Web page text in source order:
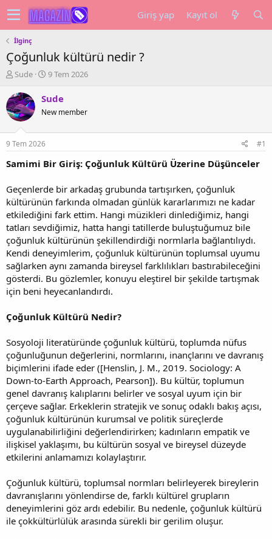
Giriş yap Kayıt ol
İlginç
Çoğunluk kültürü nedir ?
K
n
u
y
b
a
ş
t
a
n
Sude
B
ş
a
ç
r
i
h
i
9 Tem 2026
Sude
New member
9 Tem 2026 #1
Samimi Bir Giriş: Çoğunluk Kültürü Üzerine Düşünceler
Geçenlerde bir arkadaş grubunda tartışırken, çoğunluk
kültürünün farkında olmadan günlük kararlarımızı ne kadar
etkilediğini fark ettim. Hangi müzikleri dinlediğimiz, hangi
tatları sevdiğimiz, hatta hangi tatillerde buluştuğumuz bile
çoğunluk kültürünün şekillendirdiği normlarla bağlantılıydı.
Kendi deneyimlerim, çoğunluk kültürünün toplumsal uyumu
sağlarken aynı zamanda bireysel farklılıkları bastırabileceğini
gösterdi. Bu gözlemler, konuyu eleştirel bir şekilde tartışmak
için beni heyecanlandırdı.
Çoğunluk Kültürü Nedir?
Sosyoloji literatüründe çoğunluk kültürü, toplumda nüfus
çoğunluğunun değerlerini, normlarını, inançlarını ve davranış
biçimlerini ifade eder ([Henslin, J. M., 2019. Sociology: A
Down-to-Earth Approach, Pearson]). Bu kültür, toplumun
genel davranış kalıplarını belirler ve sosyal uyum için bir
çerçeve sağlar. Erkeklerin stratejik ve sonuç odaklı bakış açısı,
çoğunluk kültürünün kurumsal ve politik süreçlerde
uygulanabilirliğini değerlendirirken; kadınların empatik ve
ilişkisel yaklaşımı, bu kültürün sosyal ve bireysel düzeyde
etkilerini anlamamızı kolaylaştırır.
Çoğunluk kültürü, toplumsal normları belirleyerek bireylerin
davranışlarını yönlendirse de, farklı kültürel grupların
deneyimlerini göz ardı edebilir. Bu nedenle, çoğunluk kültürü
ile çokkültürlülük arasında sürekli bir gerilim oluşur.